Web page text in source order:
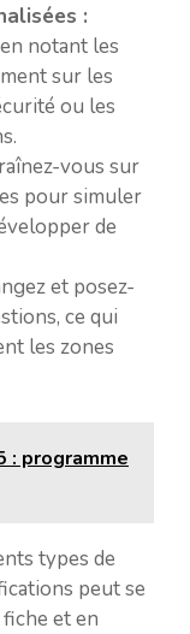
:
notant les
sur les
ou les
vous sur
pour simuler
de
et posez-
ce qui
les zones
: programme
types de
peut se
et en